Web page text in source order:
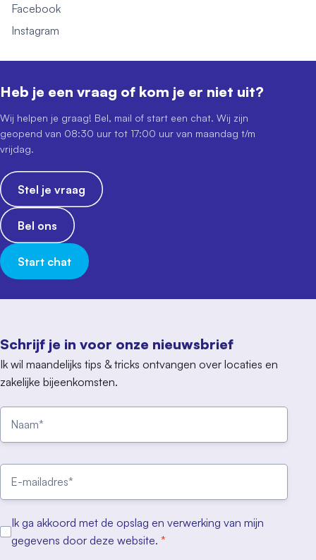
Facebook
Instagram
Schrijf je in voor onze nieuwsbrief
Ik wil maandelijks tips & tricks ontvangen over locaties en
zakelijke bijeenkomsten.
Ik ga akkoord met de opslag en verwerking van mijn
gegevens door deze website. *
Heb je een vraag of kom je er niet uit?
Wij helpen je graag! Bel, mail of start een chat. Wij zijn
geopend van 08:30 uur tot 17:00 uur van maandag t/m
vrijdag.
Stel je vraag
Bel ons
Start chat